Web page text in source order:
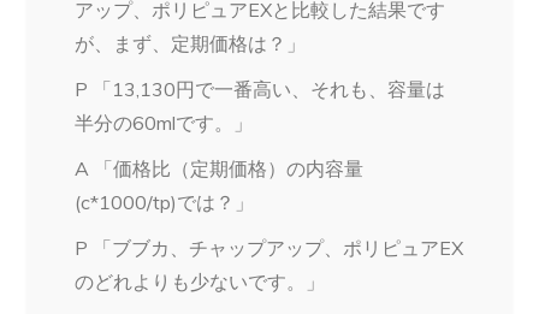
アップ、ポリピュアEXと比較した結果です
が、まず、定期価格は？」
P 「13,130円で一番高い、それも、容量は
半分の60mlです。」
A 「価格比（定期価格）の内容量
(c*1000/tp)では？」
P 「ブブカ、チャップアップ、ポリピュアEX
のどれよりも少ないです。」